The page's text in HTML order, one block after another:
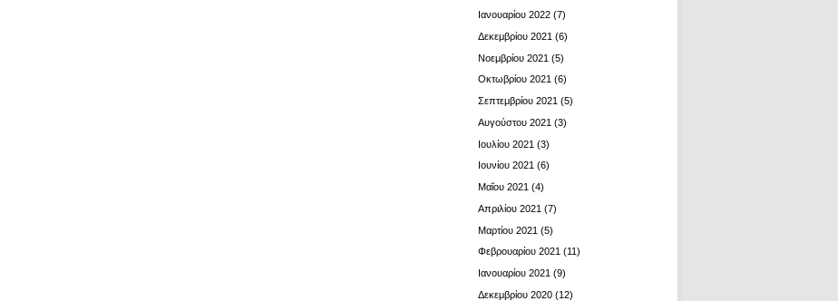
Ιανουαρίου 2022 (7)
Δεκεμβρίου 2021 (6)
Νοεμβρίου 2021 (5)
Οκτωβρίου 2021 (6)
Σεπτεμβρίου 2021 (5)
Αυγούστου 2021 (3)
Ιουλίου 2021 (3)
Ιουνίου 2021 (6)
Μαΐου 2021 (4)
Απριλίου 2021 (7)
Μαρτίου 2021 (5)
Φεβρουαρίου 2021 (11)
Ιανουαρίου 2021 (9)
Δεκεμβρίου 2020 (12)